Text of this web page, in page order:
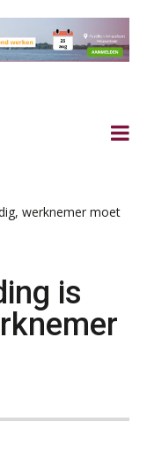
werknemer moet
is